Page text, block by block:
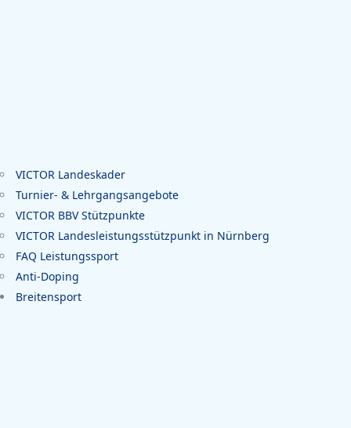
VICTOR Landeskader
Turnier- & Lehrgangsangebote
VICTOR BBV Stützpunkte
VICTOR Landesleistungsstützpunkt in Nürnberg
FAQ Leistungssport
Anti-Doping
Breitensport